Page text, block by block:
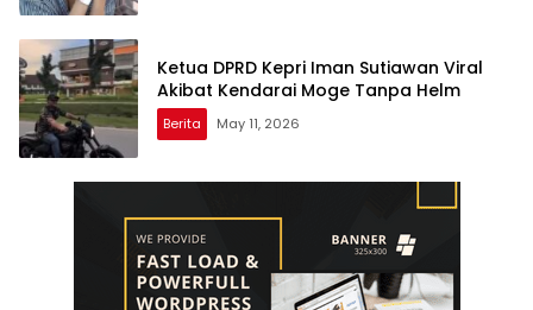
Ketua DPRD Kepri Iman Sutiawan Viral
Akibat Kendarai Moge Tanpa Helm
Berita May 11, 2026